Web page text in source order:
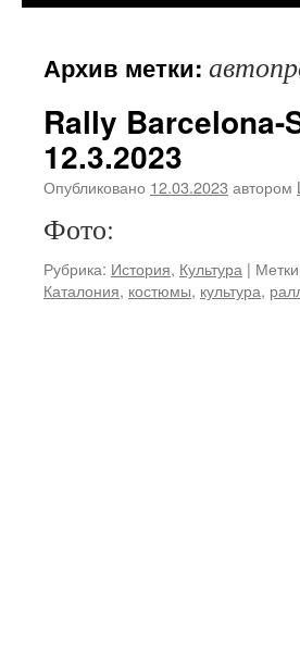
Архив метки:
Rally
12.3.2023
Опубликовано 12.03.2023 автором
Фото:
Рубрика: История, Культура |
Каталония, костюмы, культура,